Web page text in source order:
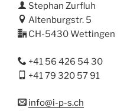
Stephan Zurfluh
Altenburgstr. 5
CH-5430 Wettingen
+41 56 426 54 30
+41 79 320 57 91
info@i-p-s.ch